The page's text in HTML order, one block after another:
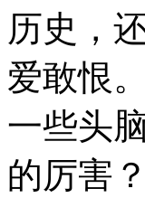
历史，
爱敢恨
一些头
的厉害